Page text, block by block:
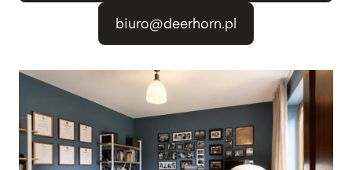
biuro@deerhorn.pl